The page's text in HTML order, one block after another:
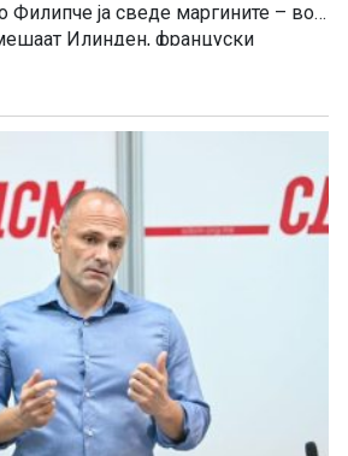
Филипче ја сведе маргините – во
Илинден, француски
тепачки, измислени